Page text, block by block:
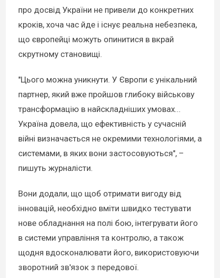
про досвід України не привели до конкретних
кроків, хоча час йде і існує реальна небезпека,
що європейці можуть опинитися в вкрай
скрутному становищі.
"Цього можна уникнути. У Європи є унікальний
партнер, який вже пройшов глибоку військову
трансформацію в найскладніших умовах...
Україна довела, що ефективність у сучасній
війні визначається не окремими технологіями, а
системами, в яких вони застосовуються", –
пишуть журналісти.
Вони додали, що щоб отримати вигоду від
інновацій, необхідно вміти швидко тестувати
нове обладнання на полі бою, інтегрувати його
в системи управління та контролю, а також
щодня вдосконалювати його, використовуючи
зворотний зв'язок з передової.